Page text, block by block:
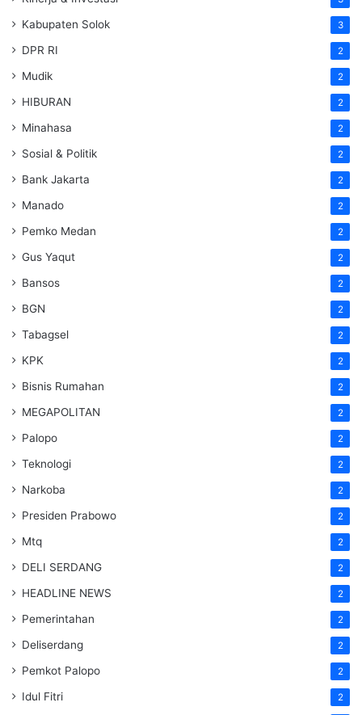
Kabupaten Solok 3
DPR RI 2
Mudik 2
HIBURAN 2
Minahasa 2
Sosial & Politik 2
Bank Jakarta 2
Manado 2
Pemko Medan 2
Gus Yaqut 2
Bansos 2
BGN 2
Tabagsel 2
KPK 2
Bisnis Rumahan 2
MEGAPOLITAN 2
Palopo 2
Teknologi 2
Narkoba 2
Presiden Prabowo 2
Mtq 2
DELI SERDANG 2
HEADLINE NEWS 2
Pemerintahan 2
Deliserdang 2
Pemkot Palopo 2
Idul Fitri 2